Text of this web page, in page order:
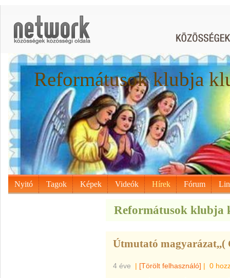
Reformátusok klubja
Nyitó Tagok Képek Videók Hírek Fórum
Reformátusok klubja
Útmutató magyarázat,,(
4 éve | [Törölt felhasználó] | 0